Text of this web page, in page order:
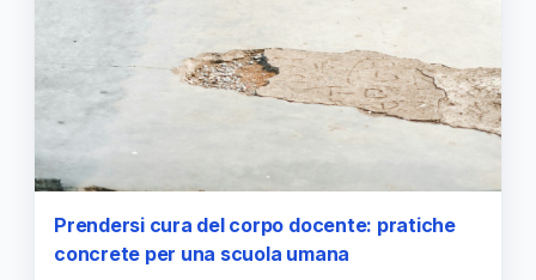
Prendersi cura del corpo docente: pratiche
concrete per una scuola umana